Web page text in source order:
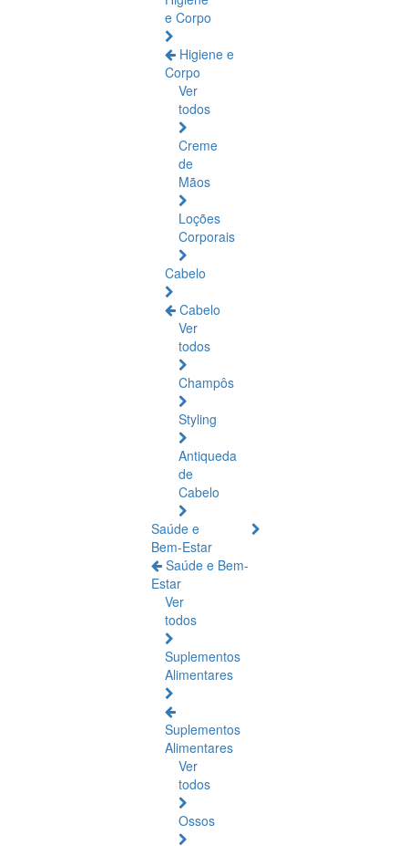
e Corpo
Higiene e
Corpo
Ver
todos
Creme
de
Mãos
Loções
Corporais
Cabelo
Cabelo
Ver
todos
Champôs
Styling
Antiqueda
de
Cabelo
Saúde e
Bem-Estar
Saúde e Bem-
Estar
Ver
todos
Suplementos
Alimentares
Suplementos
Alimentares
Ver
todos
Ossos